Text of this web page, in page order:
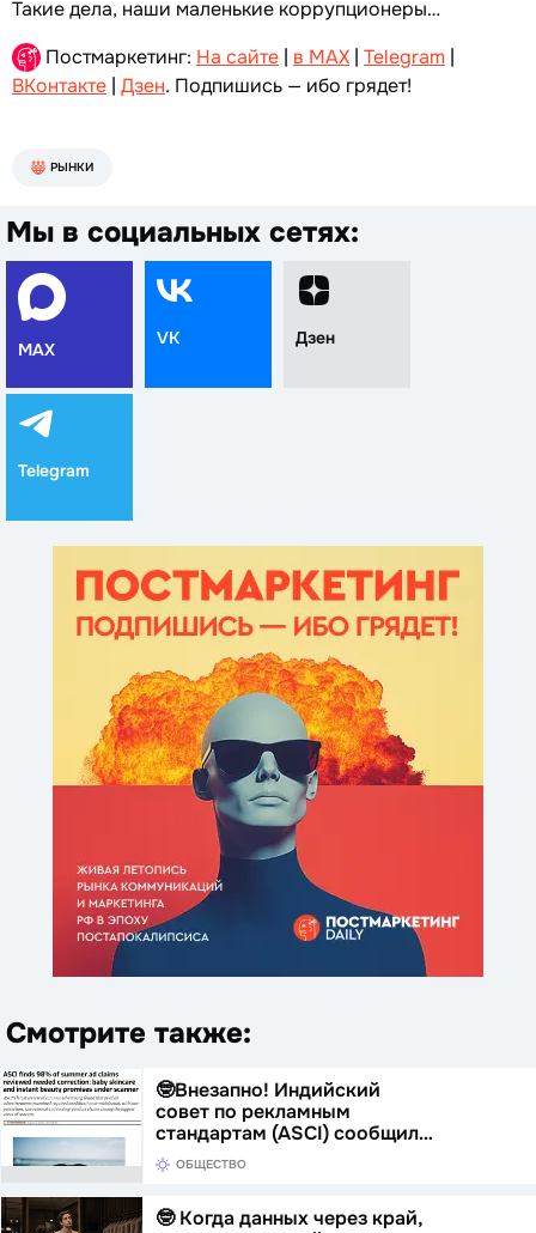
Такие дела, наши маленькие коррупционеры…
Постмаркетинг: На сайте | в MAX | Telegram |
ВКонтакте | Дзен. Подпишись — ибо грядет!
РЫНКИ
Мы в социальных сетях:
MAX
VK Дзен
Telegram
Смотрите также:
🤓Внезапно! Индийский
совет по рекламным
стандартам (ASCI) сообщил…
ОБЩЕСТВО
🤓 Когда данных через край,